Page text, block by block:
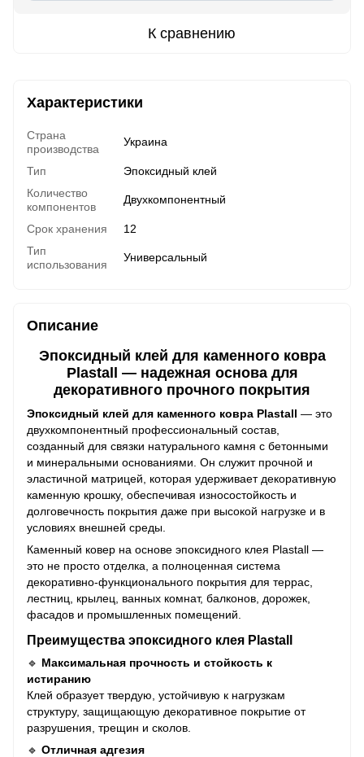
К сравнению
Характеристики
Страна
производства
Украина
Тип
Эпоксидный клей
Количество
компонентов
Двухкомпонентный
Срок хранения
12
Тип
использования
Универсальный
Описание
Эпоксидный клей для каменного ковра
Plastall — надежная основа для
декоративного прочного покрытия
Эпоксидный клей для каменного ковра Plastall — это
двухкомпонентный профессиональный состав,
созданный для связки натурального камня с бетонными
и минеральными основаниями. Он служит прочной и
эластичной матрицей, которая удерживает декоративную
каменную крошку, обеспечивая износостойкость и
долговечность покрытия даже при высокой нагрузке и в
условиях внешней среды.
Каменный ковер на основе эпоксидного клея Plastall —
это не просто отделка, а полноценная система
декоративно-функционального покрытия для террас,
лестниц, крылец, ванных комнат, балконов, дорожек,
фасадов и промышленных помещений.
Преимущества эпоксидного клея Plastall
🔹 Максимальная прочность и стойкость к
истиранию
Клей образует твердую, устойчивую к нагрузкам
структуру, защищающую декоративное покрытие от
разрушения, трещин и сколов.
🔹 Отличная адгезия